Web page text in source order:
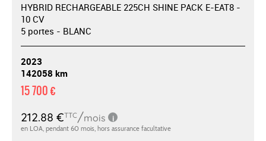
HYBRID RECHARGEABLE 225CH SHINE PACK E-EAT8 -
10 CV
5 portes - BLANC
2023
142058 km
15 700 €